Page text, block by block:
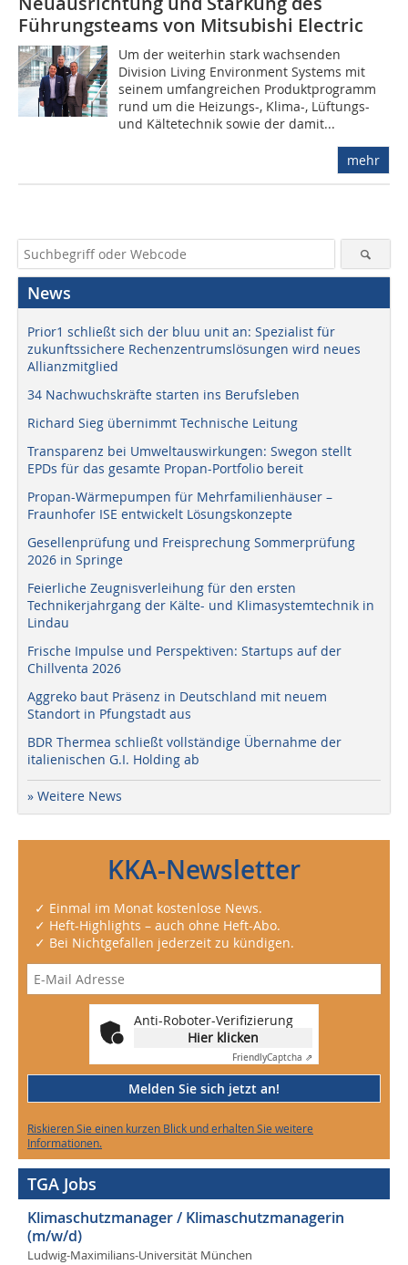
Führungsteams von Mitsubishi Electric
Um der weiterhin stark wachsenden
Division Living Environment Systems mit
seinem umfangreichen Produktprogramm
rund um die Heizungs-, Klima-, Lüftungs-
und Kältetechnik sowie der damit...
mehr
News
Prior1 schließt sich der bluu unit an: Spezialist für
zukunftssichere Rechenzentrumslösungen wird neues
Allianzmitglied
34 Nachwuchskräfte starten ins Berufsleben
Richard Sieg übernimmt Technische Leitung
Transparenz bei Umweltauswirkungen: Swegon stellt
EPDs für das gesamte Propan-Portfolio bereit
Propan-Wärmepumpen für Mehrfamilienhäuser –
Fraunhofer ISE entwickelt Lösungskonzepte
Gesellenprüfung und Freisprechung Sommerprüfung
2026 in Springe
Feierliche Zeugnisverleihung für den ersten
Technikerjahrgang der Kälte- und Klimasystemtechnik in
Lindau
Frische Impulse und Perspektiven: Startups auf der
Chillventa 2026
Aggreko baut Präsenz in Deutschland mit neuem
Standort in Pfungstadt aus
BDR Thermea schließt vollständige Übernahme der
italienischen G.I. Holding ab
» Weitere News
KKA-Newsletter
✓ Einmal im Monat kostenlose News.
✓ Heft-Highlights – auch ohne Heft-Abo.
✓ Bei Nichtgefallen jederzeit zu kündigen.
Anti-Roboter-Verifizierung
Hier klicken
FriendlyCaptcha ⇗
Melden Sie sich jetzt an!
Riskieren Sie einen kurzen Blick und erhalten Sie weitere
Informationen.
TGA Jobs
Klimaschutzmanager / Klimaschutzmanagerin
(m/w/d)
Ludwig-Maximilians-Universität München